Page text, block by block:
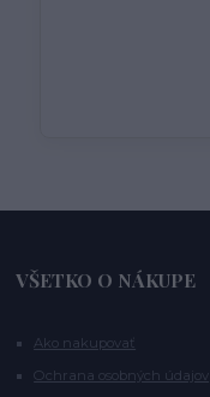
VŠETKO O NÁKUPE
Ako nakupovať
Ochrana osobných údajov